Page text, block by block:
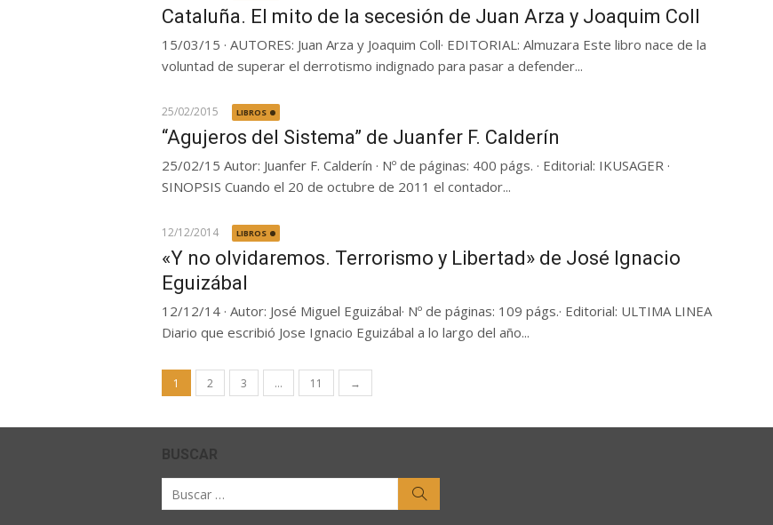
Cataluña. El mito de la secesión de Juan Arza y Joaquim Coll
15/03/15 · AUTORES: Juan Arza y Joaquim Coll· EDITORIAL: Almuzara Este libro nace de la
voluntad de superar el derrotismo indignado para pasar a defender...
25/02/2015 LIBROS
“Agujeros del Sistema” de Juanfer F. Calderín
25/02/15 Autor: Juanfer F. Calderín · Nº de páginas: 400 págs. · Editorial: IKUSAGER ·
SINOPSIS Cuando el 20 de octubre de 2011 el contador...
12/12/2014 LIBROS
«Y no olvidaremos. Terrorismo y Libertad» de José Ignacio
Eguizábal
12/12/14 · Autor: José Miguel Eguizábal· Nº de páginas: 109 págs.· Editorial: ULTIMA LINEA
Diario que escribió Jose Ignacio Eguizábal a lo largo del año...
Paginación
de
entradas
1 2 3 … 11 →
BUSCAR
por: